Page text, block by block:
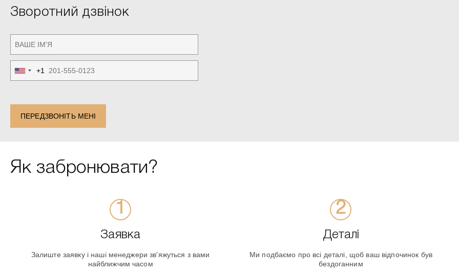
Зворотний дзвінок
United
States
+1
ПЕРЕДЗВОНІТЬ МЕНІ
Як забронювати?
Заявка
Залиште заявку і наші менеджери зв'яжуться з вами
найближчим часом
Деталі
Ми подбаємо про всі деталі, щоб ваш відпочинок був
бездоганним